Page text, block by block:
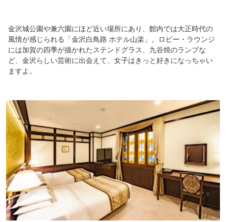
金沢城公園や兼六園にほど近い場所にあり、館内では大正時代の
風情が感じられる「金沢白鳥路 ホテル山楽」。ロビー・ラウンジ
には加賀の四季が描かれたステンドグラス、九谷焼のランプな
ど、金沢らしい芸術に出会えて、女子はきっと好きになっちゃい
ますよ。